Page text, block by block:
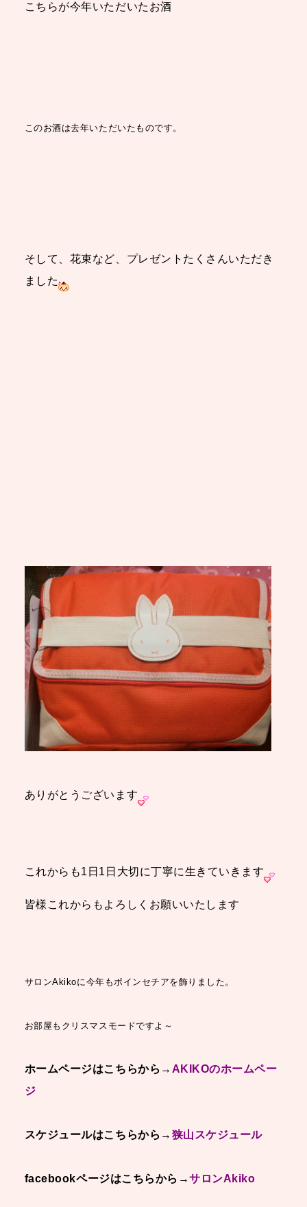
こちらが今年いただいたお酒
このお酒は去年いただいたものです。
そして、花束など、プレゼントたくさんいただき
ました
ありがとうございます
これからも1日1日大切に丁寧に生きていきます
皆様これからもよろしくお願いいたします
サロンAkikoに今年もポインセチアを飾りました。
お部屋もクリスマスモードですよ～
ホームページはこちらから→ AKIKOのホームペー
ジ
スケジュールはこちらから→ 狭山スケジュール
facebookページはこちらから →サロンAkiko